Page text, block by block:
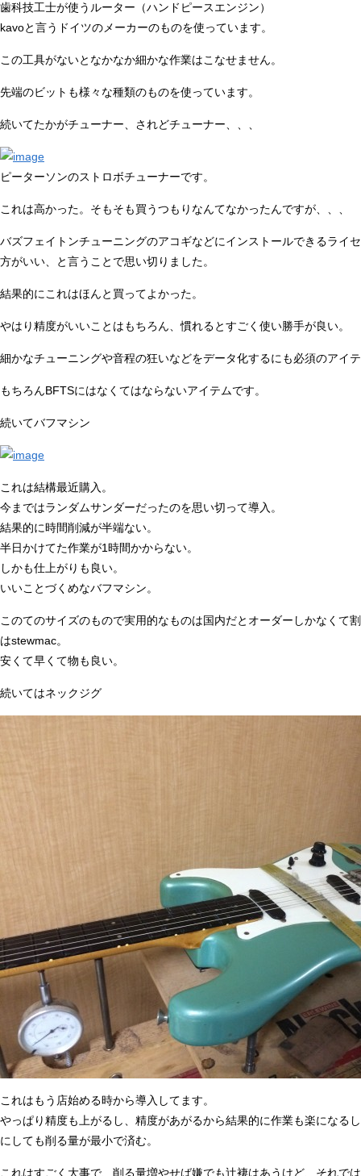
歯科技工士が使うルーター（ハンドピースエンジン）
kavoと言うドイツのメーカーのものを使っています。
この工具がないとなかなか細かな作業はこなせません。
先端のビットも様々な種類のものを使っています。
続いてたかがチューナー、されどチューナー、、、
ピーターソンのストロボチューナーです。
これは高かった。そもそも買うつもりなんてなかったんですが、、、
バズフェイトンチューニングのアコギなどにインストールできるライ
方がいい、と言うことで思い切りました。
結果的にこれはほんと買ってよかった。
やはり精度がいいことはもちろん、慣れるとすごく使い勝手が良い。
細かなチューニングや音程の狂いなどをデータ化するにも必須のアイ
もちろんBFTSにはなくてはならないアイテムです。
続いてバフマシン
これは結構最近購入。
今まではランダムサンダーだったのを思い切って導入。
結果的に時間削減が半端ない。
半日かけてた作業が1時間かからない。
しかも仕上がりも良い。
いいことづくめなバフマシン。
このてのサイズのもので実用的なものは国内だとオーダーしかなくて
はstewmac。
安くて早くて物も良い。
続いてはネックジグ
これはもう店始める時から導入してます。
やっぱり精度も上がるし、精度があがるから結果的に作業も楽になる
にしても削る量が最小で済む。
これはすごく大事で、削る量増やせば嫌でも辻褄はあうけど、それで